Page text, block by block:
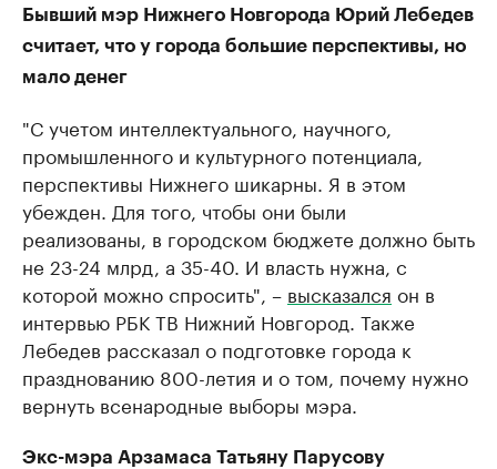
Бывший мэр Нижнего Новгорода Юрий Лебедев
считает, что у города большие перспективы, но
мало денег
"С учетом интеллектуального, научного,
промышленного и культурного потенциала,
перспективы Нижнего шикарны. Я в этом
убежден. Для того, чтобы они были
реализованы, в городском бюджете должно быть
не 23-24 млрд, а 35-40. И власть нужна, с
которой можно спросить", – высказался он в
интервью РБК ТВ Нижний Новгород. Также
Лебедев рассказал о подготовке города к
празднованию 800-летия и о том, почему нужно
вернуть всенародные выборы мэра.
Экс-мэра Арзамаса Татьяну Парусову